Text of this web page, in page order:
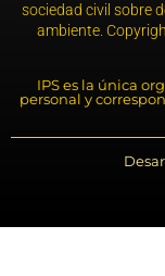
sociedad civil sobre
ambiente.
IPS es la única
personal y